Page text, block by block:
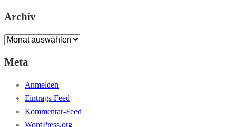
Archiv
Archiv
Meta
Anmelden
Eintrags-Feed
Kommentar-Feed
WordPress.org